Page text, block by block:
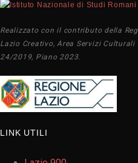
Realizzato con il contributo della
Lazio Creativo, Area Servizi Culturali
24/2019, Piano 2023.
LINK UTILI